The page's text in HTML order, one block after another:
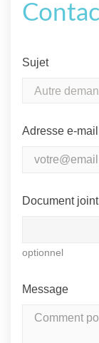
Sujet
Adresse e-mail
Document joint
optionnel
Message